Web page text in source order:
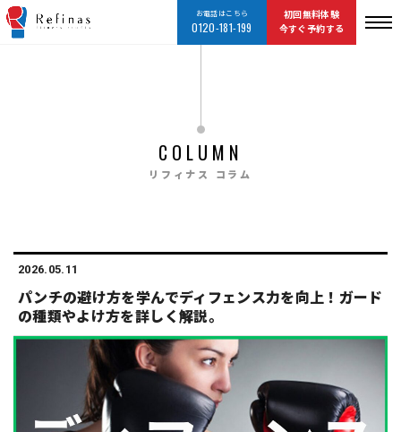
お電話はこちら
0120-181-199
初回無料体験
今すぐ予約する
COLUMN
リフィナス コラム
2026.05.11
パンチの避け方を学んでディフェンス力を向上！ガード
の種類やよけ方を詳しく解説。